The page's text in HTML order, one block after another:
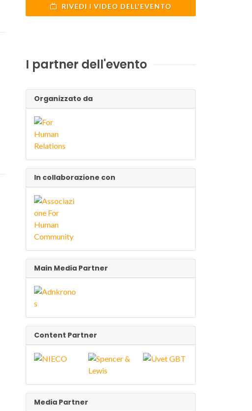
RIVEDI I VIDEO DELL'EVENTO
I partner dell'evento
Organizzato da
In collaborazione con
Main Media Partner
Content Partner
Media Partner